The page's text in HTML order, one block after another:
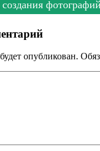
фотографий
опубликован.